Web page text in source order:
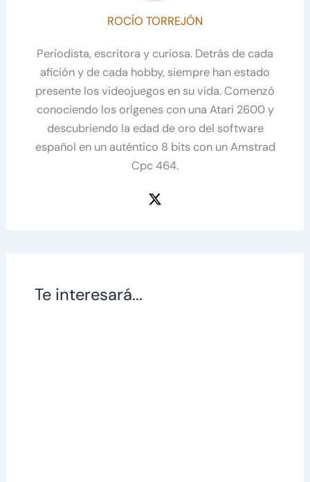
ROCÍO TORREJÓN
Periodista, escritora y curiosa. Detrás de cada
afición y de cada hobby, siempre han estado
presente los videojuegos en su vida. Comenzó
conociendo los orígenes con una Atari 2600 y
descubriendo la edad de oro del software
español en un auténtico 8 bits con un Amstrad
Cpc 464.
Te interesará...